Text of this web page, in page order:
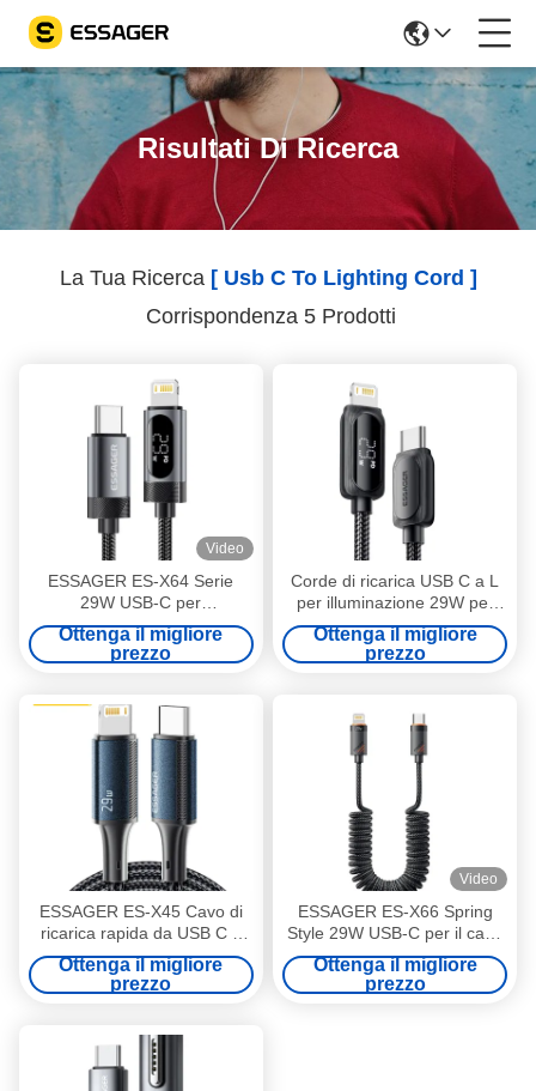
Risultati Di Ricerca
La Tua Ricerca [ Usb C To Lighting Cord ]
Corrispondenza 5 Prodotti
Video
ESSAGER ES-X64 Serie
29W USB-C per
l'illuminazione
Ottenga il migliore
prezzo
Corde di ricarica USB C a L
per illuminazione 29W per
IOS / auricolare
Ottenga il migliore
prezzo
ESSAGER ES-X45 Cavo di
ricarica rapida da USB C a
Lightning per iPhone Pd 29W
Ottenga il migliore
prezzo
Video
ESSAGER ES-X66 Spring
Style 29W USB-C per il cavo
di ricarica dell'illuminazione
Ottenga il migliore
prezzo